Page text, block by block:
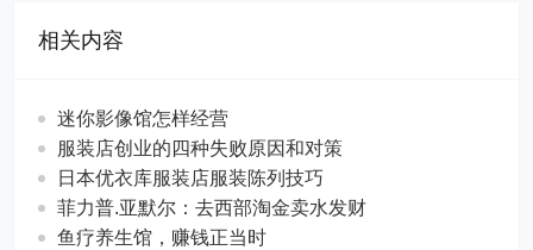
相关内容
迷你影像馆怎样经营
服装店创业的四种失败原因和对策
日本优衣库服装店服装陈列技巧
菲力普.亚默尔：去西部淘金卖水发财
鱼疗养生馆，赚钱正当时